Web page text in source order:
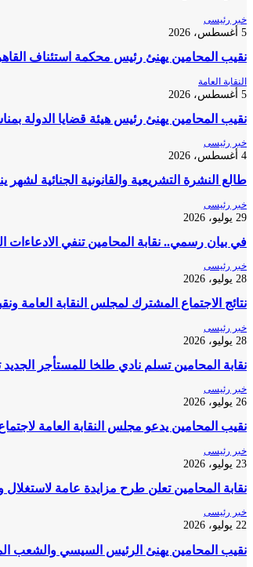
خبر رئيسى
5 أغسطس، 2026
نقيب المحامين يهنئ رئيس محكمة استئناف
النقابة العامة
5 أغسطس، 2026
نقيب المحامين يهنئ رئيس هيئة قضايا الدولة
خبر رئيسى
4 أغسطس، 2026
طالع النشرة التشريعية والقانونية الجنائية لشهر يناير 2025 الصادرة عن المكتب الفني لمحكمة
خبر رئيسى
29 يوليو، 2026
في بيان رسمي.. نقابة المحامين تنفي الادعاءات
خبر رئيسى
28 يوليو، 2026
نتائج الاجتماع المشترك لمجلس النقابة العامة
خبر رئيسى
28 يوليو، 2026
نقابة المحامين تسلم نادي طلخا للمستأجر الجديد
خبر رئيسى
26 يوليو، 2026
نقيب المحامين يدعو مجلس النقابة العامة لاجتماع
خبر رئيسى
23 يوليو، 2026
نقابة المحامين تعلن طرح مزايدة عامة
خبر رئيسى
22 يوليو، 2026
نقيب المحامين يهنئ الرئيس السيسي والشعب المصري بالذكرى الـ